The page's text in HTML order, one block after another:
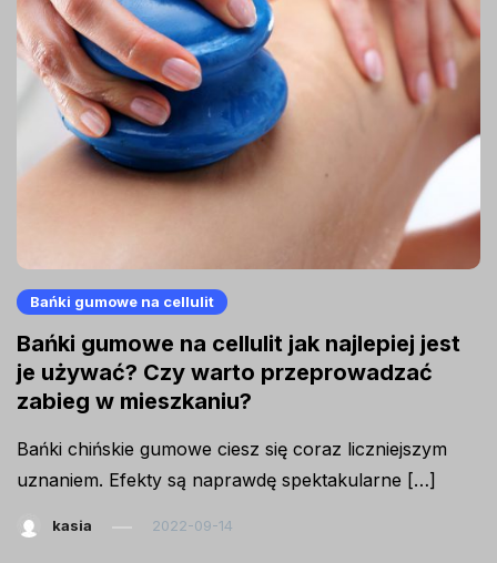
Bańki gumowe na cellulit
Bańki gumowe na cellulit jak najlepiej jest
je używać? Czy warto przeprowadzać
zabieg w mieszkaniu?
Bańki chińskie gumowe ciesz się coraz liczniejszym
uznaniem. Efekty są naprawdę spektakularne […]
kasia 2022-09-14